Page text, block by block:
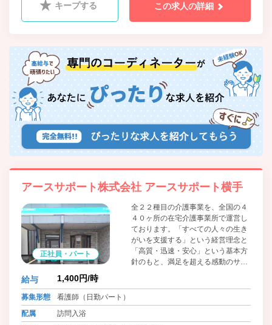
キープする この求人の詳細
アースサポート株式会社 アースサポート横手
正社員・パート
全２２種目の介護事業を、全国の４
４０ヶ所の在宅介護事業所で運営し
ております。「すべての人々の生き
がいを支援する」という経営理念と
「高質・迅速・安心」という基本方
針のもと、満足を超える感動のサー
給与 1,400円/時
募集形態
看護師（日勤パート）
配属
訪問入浴